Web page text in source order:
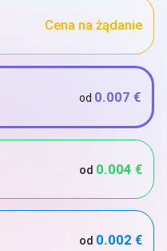
Cena na żądanie
od 0.007 €
od 0.004 €
od 0.002 €